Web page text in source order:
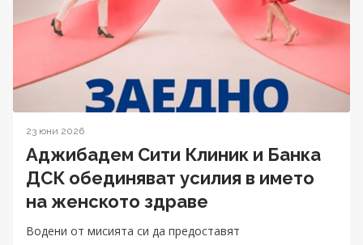
23 юни 2026
Аджибадем Сити Клиник и Банка
ДСК обединяват усилия в името
на женското здраве
Водени от мисията си да предоставят